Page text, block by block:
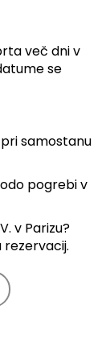
več dni v
se
samostanu
pogrebi v
v Parizu?
rezervacij.